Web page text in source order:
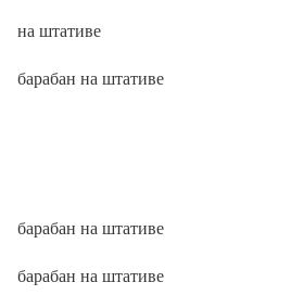
на штативе
барабан на штативе
барабан на штативе
барабан на штативе